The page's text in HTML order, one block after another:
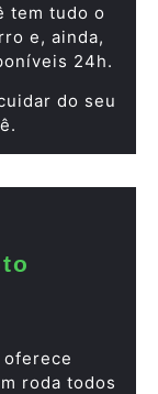
tem tudo o
e, ainda,
24h.
do seu
oferece
roda todos